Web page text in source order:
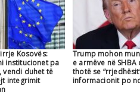
Kosovës:
institucionet pa
vendi duhet të
integrimit
Trump mohon
e armëve në SHBA
thotë se
informacionit po